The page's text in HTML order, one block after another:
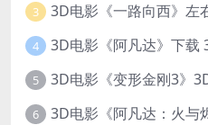
3 3D电影《一路向西》左
4
5
6